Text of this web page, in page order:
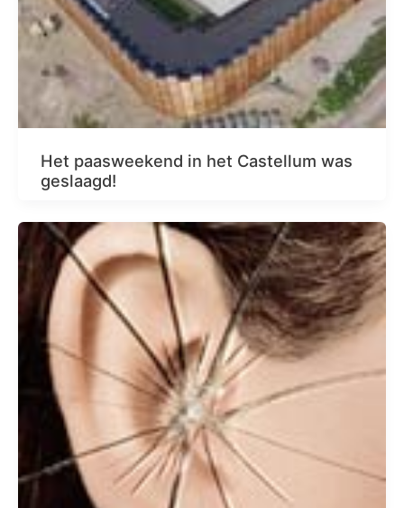
Het paasweekend in het Castellum was
geslaagd!